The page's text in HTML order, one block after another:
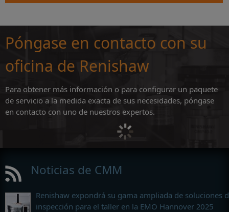
Póngase en contacto con su
oficina de Renishaw
Para obtener más información o para configurar un paquete
de servicio a la medida exacta de sus necesidades, póngase
en contacto con uno de nuestros expertos.
Noticias de CMM
Renishaw expondrá su gama ampliada de soluciones
inspección para el taller en la EMO Hannover 2025